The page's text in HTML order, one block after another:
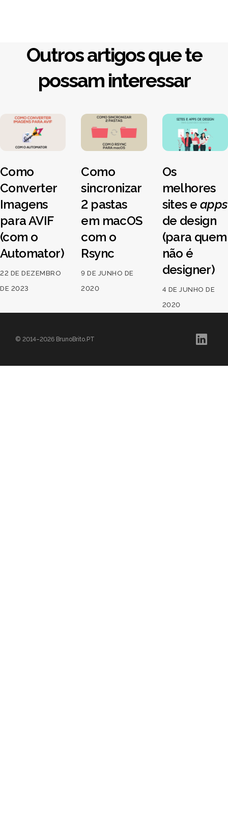
Outros artigos que te
possam interessar
Como
Converter
Imagens
para AVIF
(com o
Automator)
22 DE DEZEMBRO
DE 2023
Como
sincronizar
2 pastas
em macOS
com o
Rsync
9 DE JUNHO DE
2020
Os
melhores
sites e apps
de design
(para quem
não é
designer)
4 DE JUNHO DE
2020
© 2014–2026 BrunoBrito.PT